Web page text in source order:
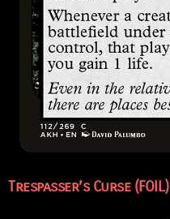
Trespasser’s Curse (FOIL)